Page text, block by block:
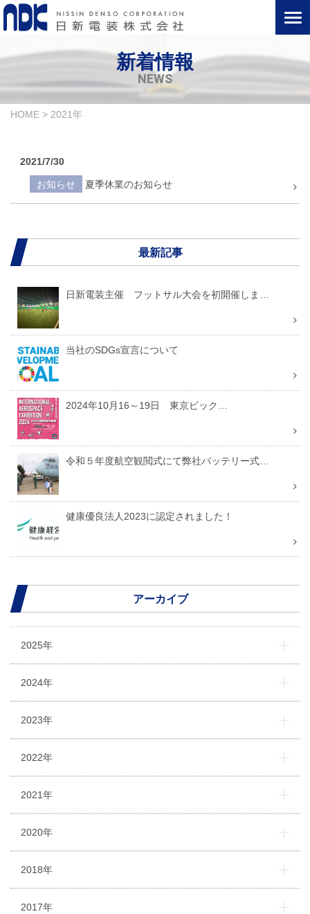
新着情報
NEWS
HOME > 2021年
2021/7/30
お知らせ 夏季休業のお知らせ
最新記事
日新電装主催 フットサル大会を初開催しま…
当社のSDGs宣言について
2024年10月16～19日 東京ビック…
令和５年度航空観閲式にて弊社バッテリー式…
健康優良法人2023に認定されました！
アーカイブ
2025年
2024年
2023年
2022年
2021年
2020年
2018年
2017年